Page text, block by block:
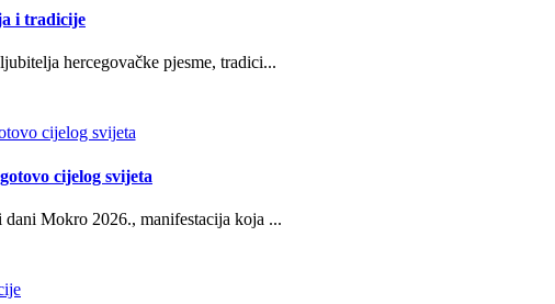
i tradicije
hercegovačke pjesme, tradici...
cijelog svijeta
Mokro 2026., manifestacija koja ...